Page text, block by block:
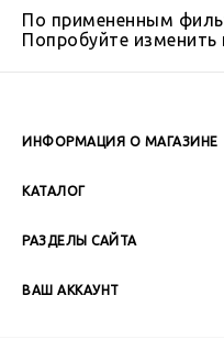
По примененным
Попробуйте
ИНФОРМАЦИЯ О МАГАЗИНЕ
Сб-Вс: Выходной
КАТАЛОГ
РАЗДЕЛЫ САЙТА
ВАШ АККАУНТ